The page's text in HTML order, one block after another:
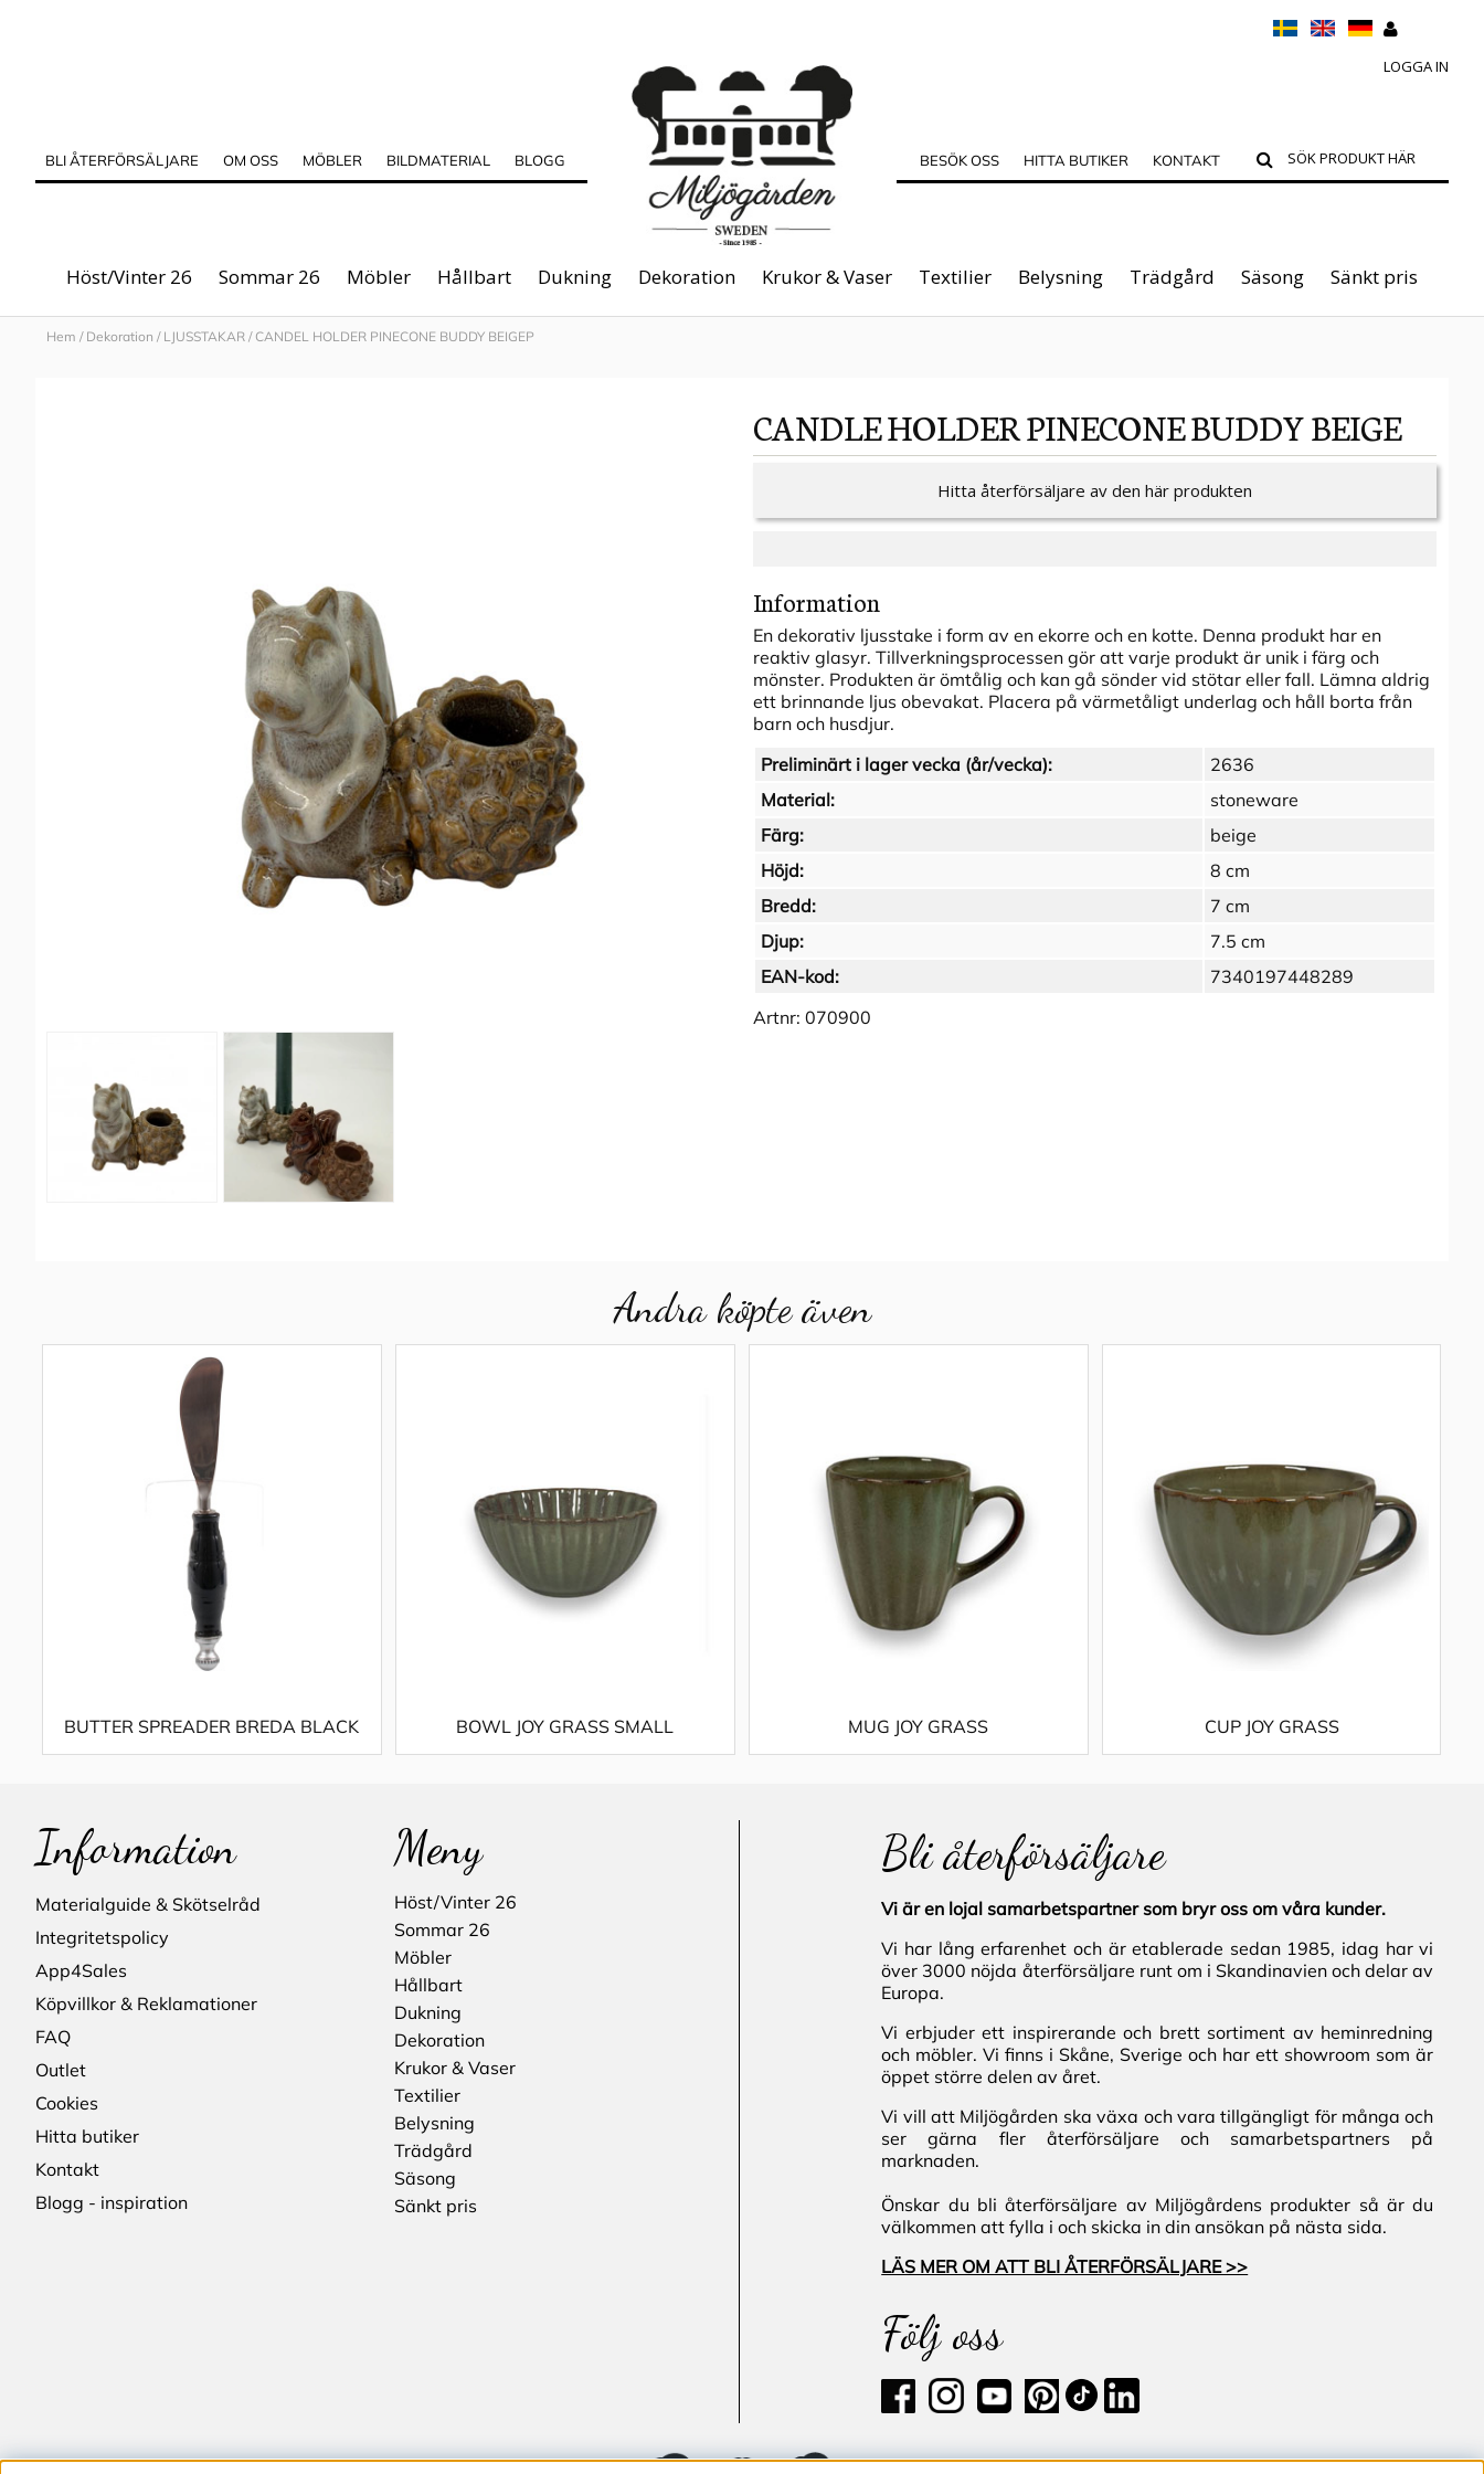
LOGGA IN
BLI ÅTERFÖRSÄLJARE OM OSS MÖBLER BILDMATERIAL BLOGG BESÖK OSS HITTA BUTIKER KONTAKT
Höst/Vinter 26 Sommar 26 Möbler Hållbart Dukning Dekoration Krukor & Vaser Textilier Belysning Trädgård Säsong Sänkt pris
Hem / Dekoration / LJUSSTAKAR / CANDEL HOLDER PINECONE BUDDY BEIGEP
CANDLE HOLDER PINECONE BUDDY BEIGE
Hitta återförsäljare av den här produkten
Information
En dekorativ ljusstake i form av en ekorre och en kotte. Denna produkt har en
reaktiv glasyr. Tillverkningsprocessen gör att varje produkt är unik i färg och
mönster. Produkten är ömtålig och kan gå sönder vid stötar eller fall. Lämna aldrig
ett brinnande ljus obevakat. Placera på värmetåligt underlag och håll borta från
barn och husdjur.
Preliminärt i lager vecka (år/vecka):
2636
Material:
stoneware
Färg:
beige
Höjd:
8 cm
Bredd:
7 cm
Djup:
7.5 cm
EAN-kod:
7340197448289
Artnr: 070900
Andra köpte även
BUTTER SPREADER BREDA BLACK BOWL JOY GRASS SMALL MUG JOY GRASS CUP JOY GRASS
Information
Materialguide & Skötselråd
Integritetspolicy
App4Sales
Köpvillkor & Reklamationer
FAQ
Outlet
Cookies
Hitta butiker
Kontakt
Blogg - inspiration
Meny
Höst/Vinter 26
Sommar 26
Möbler
Hållbart
Dukning
Dekoration
Krukor & Vaser
Textilier
Belysning
Trädgård
Säsong
Sänkt pris
Bli återförsäljare
Vi är en lojal samarbetspartner som bryr oss om våra kunder.
Vi har lång erfarenhet och är etablerade sedan 1985, idag har vi
över 3000 nöjda återförsäljare runt om i Skandinavien och delar av
Europa.
Vi erbjuder ett inspirerande och brett sortiment av heminredning
och möbler. Vi finns i Skåne, Sverige och har ett showroom som är
öppet större delen av året.
Vi vill att Miljögården ska växa och vara tillgängligt för många och
ser gärna fler återförsäljare och samarbetspartners på
marknaden.
Önskar du bli återförsäljare av Miljögårdens produkter så är du
välkommen att fylla i och skicka in din ansökan på nästa sida.
LÄS MER OM ATT BLI ÅTERFÖRSÄLJARE >>
Följ oss